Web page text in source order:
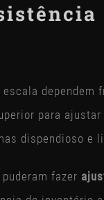
dependem
para
dispendioso e
fazer